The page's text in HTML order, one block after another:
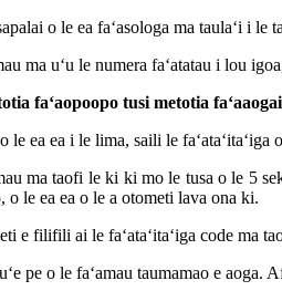
o le ea faʻasologa ma taulaʻi i le
ma uʻu le numera faʻatatau i lou
faʻaopoopo tusi metotia
le ea ea i le lima, saili le
ma taofi le ki ki mo le tusa o le 5
o le ea ea o le a otometi lava ona ki.
e filifili ai le faʻataʻitaʻiga code ma
pe o le faʻamau taumamao e aoga.